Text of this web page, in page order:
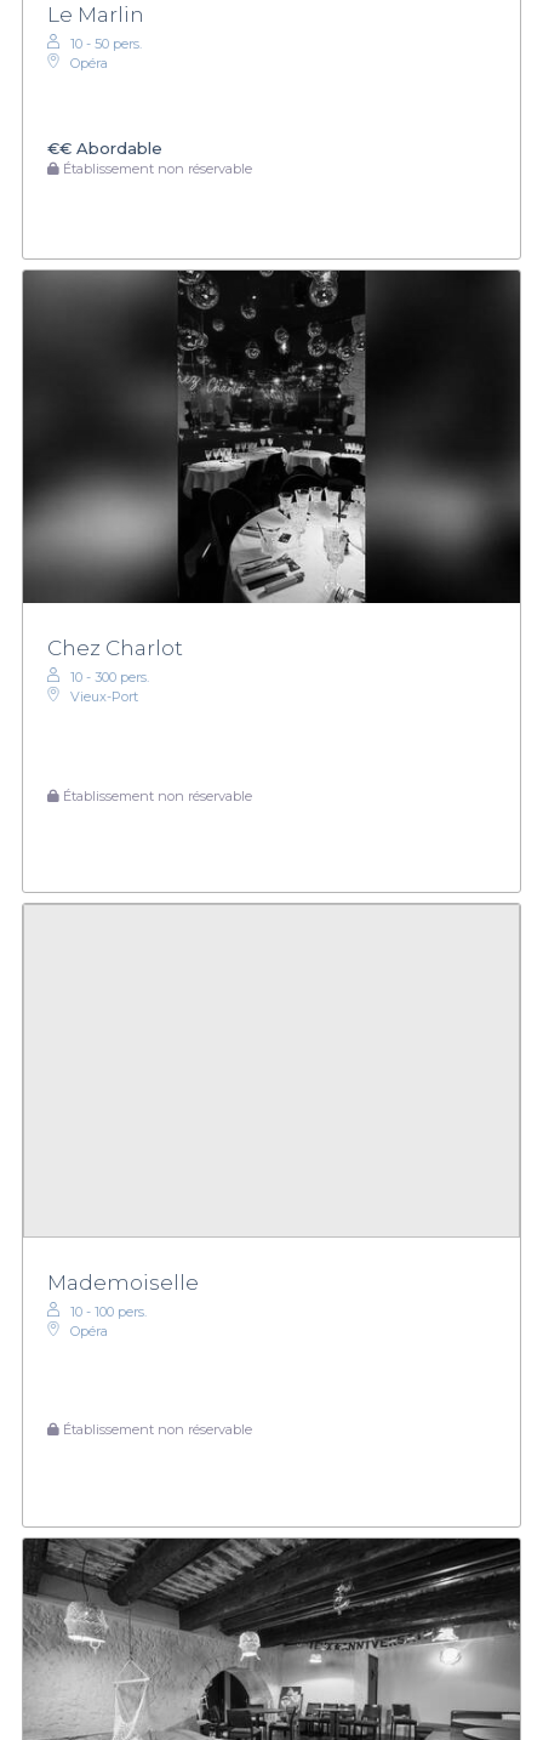
Le Marlin
10 - 50 pers.
Opéra
€€ Abordable
Établissement non réservable
Chez Charlot
10 - 300 pers.
Vieux-Port
Établissement non réservable
Mademoiselle
10 - 100 pers.
Opéra
Établissement non réservable